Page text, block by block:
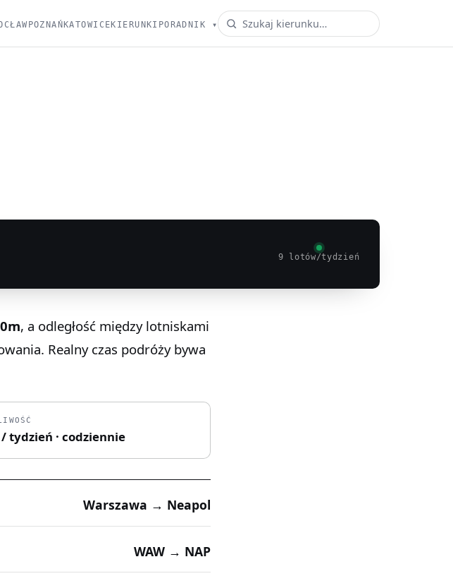
POZNAŃKATOWICEKIERUNKI PORADNIK ▾
9 lotów/tydzień
, a odległość między lotniskami
Realny czas podróży bywa
tydzień · codziennie
Warszawa → Neapol
WAW → NAP